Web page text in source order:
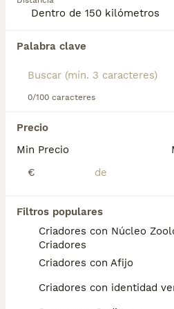
Palabra clave
0/100 caracteres
Precio
Min Precio
€
Filtros populares
Criadores con Núcleo
Criadores
Criadores con Afijo
Criadores con identidad
Norfolk Terrier
para obtener
Encontramos 0 Norfolk
Si deseas exactamente esta
búsqueda y espera el
Preguntas
¿Cuánto cuesta
de Norfolk Terrier?
El coste medio de un
Terrier en España es de
700€, aunque los precios